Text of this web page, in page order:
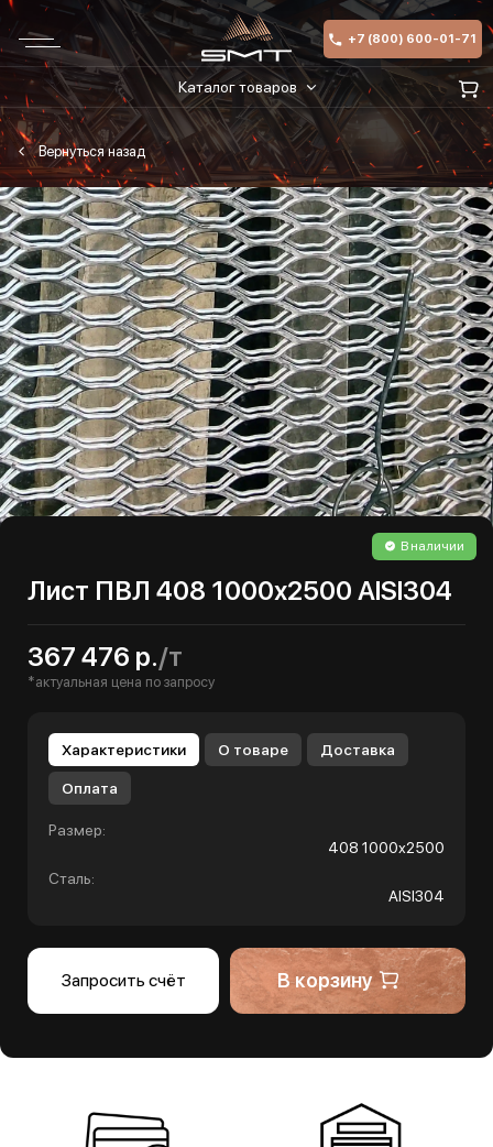
+7 (800) 600-01-71
Каталог товаров
В наличии
Лист ПВЛ 408 1000х2500 AISI304
367 476 р./т
*актуальная цена по запросу
Характеристики О товаре Доставка
Оплата
Размер:
408 1000х2500
Сталь:
AISI304
Запросить счёт В корзину